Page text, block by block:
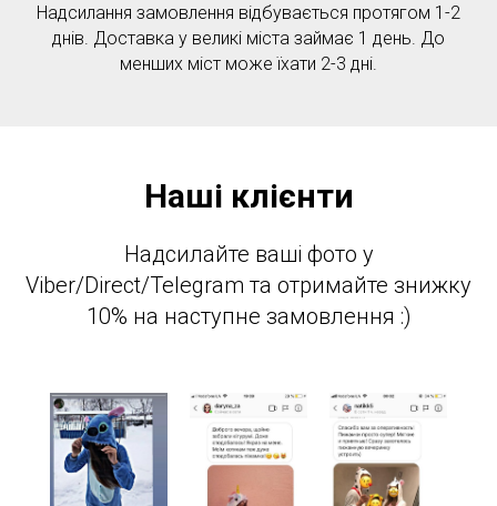
Надсилання замовлення відбувається протягом 1-2
днів. Доставка у великі міста займає 1 день. До
менших міст може їхати 2-3 дні.
Наші клієнти
Надсилайте ваші фото у
Viber/Direct/Telegram та отримайте знижку
10% на наступне замовлення :)